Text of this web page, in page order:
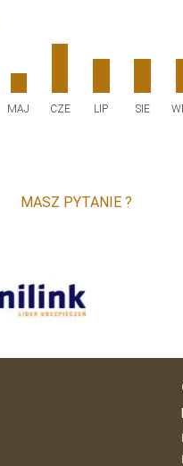
MAJ CZE LIP SIE
MASZ PYTANIE ?